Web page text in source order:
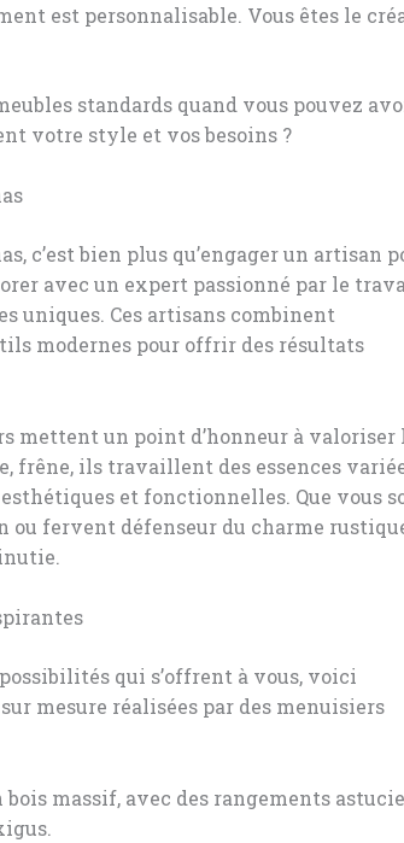
est personnalisable. Vous êtes le
standards quand vous pouvez
votre style et vos besoins ?
c’est bien plus qu’engager un artisan
avec un expert passionné par le
uniques. Ces artisans combinent
modernes pour offrir des résultats
mettent un point d’honneur à valoriser
frêne, ils travaillent des essences
et fonctionnelles. Que vous
ou fervent défenseur du charme
qui s’offrent à vous, voici
mesure réalisées par des menuisiers
massif, avec des rangements